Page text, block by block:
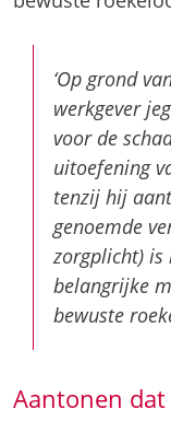
‘Op grond
werkgever
voor de
uitoefening
tenzij hij
genoemde
zorgplicht) is
belangrijke
bewuste
Aantonen